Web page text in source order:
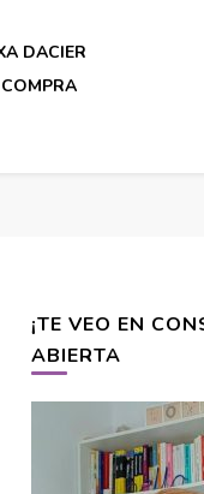
DACIER
¡TE VEO EN
ABIERTA